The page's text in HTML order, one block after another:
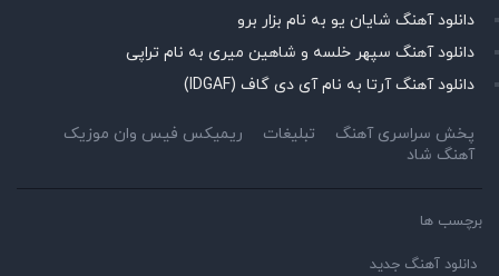
دانلود آهنگ شایان یو به نام بزار برو
دانلود آهنگ سپهر خلسه و شاهین میری به نام تراپی
دانلود آهنگ آرتا به نام آی دی گاف (IDGAF)
پخش سراسری آهنگ تبلیغات
ریمیکس فیس وان موزیک
آهنگ شاد
برچسب ها
دانلود آهنگ جدید